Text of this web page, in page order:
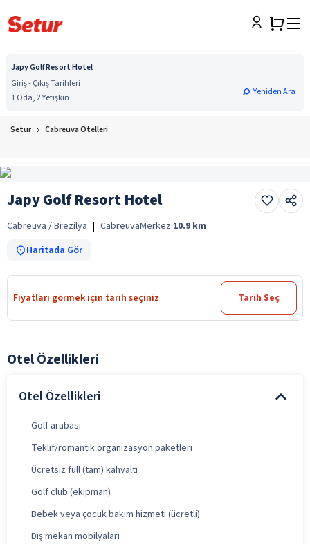
Japy Golf Resort Hotel
Giriş - Çıkış Tarihleri
1 Oda, 2 Yetişkin
Yeniden Ara
Setur Cabreuva Otelleri
Japy Golf Resort Hotel
Cabreuva / Brezilya | CabreuvaMerkez:10.9 km
Haritada Gör
Fiyatları görmek için tarih seçiniz Tarih Seç
Otel Özellikleri
Otel Özellikleri
Golf arabası
Teklif/romantik organizasyon paketleri
Ücretsiz full (tam) kahvaltı
Golf club (ekipman)
Bebek veya çocuk bakım hizmeti (ücretli)
Dış mekan mobilyaları